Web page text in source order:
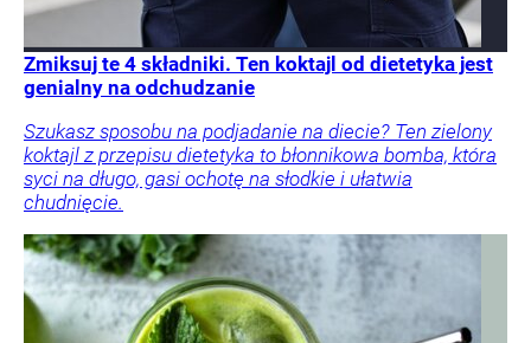
Zmiksuj te 4 składniki. Ten koktajl od dietetyka jest
genialny na odchudzanie
Szukasz sposobu na podjadanie na diecie? Ten zielony
koktajl z przepisu dietetyka to błonnikowa bomba, która
syci na długo, gasi ochotę na słodkie i ułatwia
chudnięcie.